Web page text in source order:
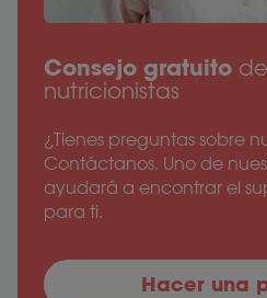
Consejo gratuito
nutricionistas
¿Tienes preguntas sobre
Contáctanos. Uno de
ayudará a encontrar el
para ti.
Hacer una